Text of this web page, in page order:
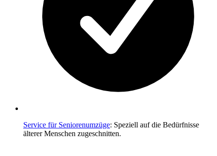
Service für Seniorenumzüge: Speziell auf die Bedürfnisse
älterer Menschen zugeschnitten.